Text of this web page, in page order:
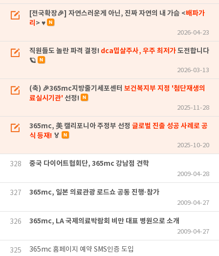
[전국확장🎉] 자연스러운게 아닌, 진짜 자연의 내 가슴 <배파가
리 > ♥
2026-04-23
직원들도 놀란 파격 결정! dca밉살주사, 우주 최저가도전합니다
🪐
2026-03-13
(축) 🎉365mc지방줄기세포센터 보건복지부 지정 '첨단재생의
료실시기관' 선정!
2025-11-28
365mc, 美 캘리포니아 주정부 선정 글로벌 진출 성공 사례로 공
식 등재! 🏅
2025-10-20
328 중국 다이어트협회단, 365mc 강남점 견학
2009-04-28
327 365mc, 일본 의료관광 로드쇼 공동 진행·참가
2009-04-27
326 365mc, LA 국제의료박람회 비만 대표 병원으로 소개
2009-04-27
325 365mc 홈페이지 예약 SMS인증 도입